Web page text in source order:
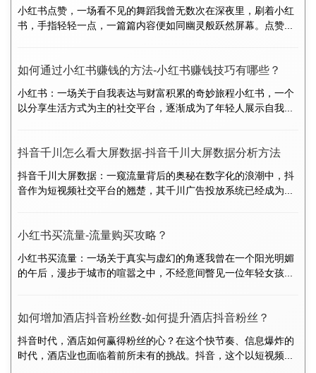
小红书点赞，一场看不见的舞蹈我曾无数次在深夜里，刷着小红
书，手指轻轻一点，一篇篇内容便如同幽灵般跃然屏幕。点赞...
如何通过小红书赚钱的方法-小红书赚钱技巧有哪些？
小红书：一场关于自我表达与财富积累的奇妙旅程小红书，一个
以分享生活方式为主的社交平台，逐渐成为了年轻人展示自我...
抖音千川怎么看大屏数据-抖音千川大屏数据分析方法
抖音千川大屏数据：一窥流量背后的奥秘在数字化的浪潮中，抖
音作为短视频社交平台的翘楚，其千川广告投放系统已经成为...
小红书买流量-流量购买攻略？
小红书买流量：一场关于真实与虚幻的角逐我曾在一个阳光明媚
的午后，漫步于城市的喧嚣之中，不经意间瞥见一位年轻女孩...
如何增加酒店抖音粉丝数-如何提升酒店抖音粉丝？
抖音时代，酒店如何赢得粉丝的心？在这个快节奏、信息爆炸的
时代，酒店业也面临着前所未有的挑战。抖音，这个以短视频...